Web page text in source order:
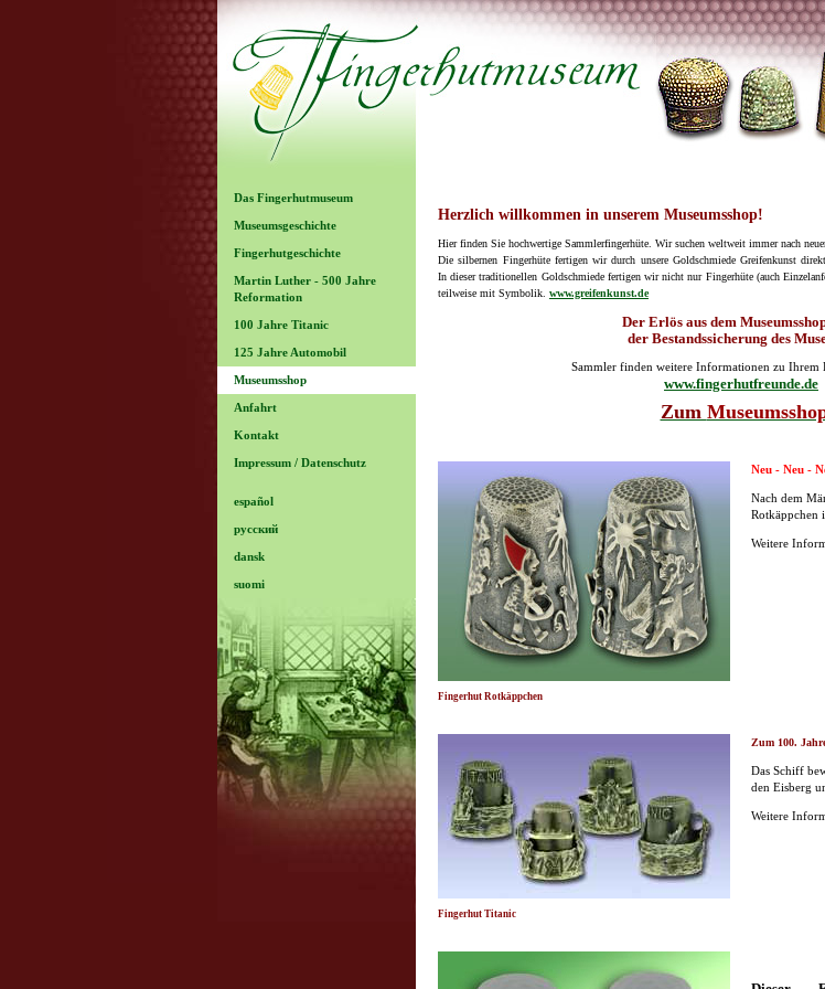
Das Fingerhutmuseum
Museumsgeschichte
Fingerhutgeschichte
Martin Luther - 500 Jahre
Reformation
100 Jahre Titanic
125 Jahre Automobil
Museumsshop
Anfahrt
Kontakt
Impressum / Datenschutz
español
русский
dansk
suomi
Herzlich willkommen in unserem Museumsshop!
Hier finden Sie hochwertige Sammlerfingerhüte. Wir suchen weltweit immer nach
Die silbernen Fingerhüte fertigen wir durch unsere Goldschmiede Greifenkunst
In dieser traditionellen Goldschmiede fertigen wir nicht nur Fingerhüte (auch
teilweise mit Symbolik. www.greifenkunst.de
Der Erlös aus dem
der Bestandssicherung des
Sammler finden weitere Informationen zu Ihrem
www.fingerhutfreunde.de
Zum
Fingerhut Rotkäppchen
Neu - Neu -
Nach dem
Rotkäppchen
Weitere
Fingerhut Titanic
Zum 100.
Das Schiff
den Eisberg
Weitere